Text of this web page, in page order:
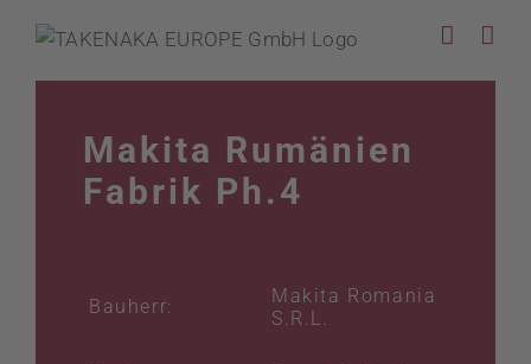
Inhalt
springen
Makita Rumänien
Fabrik Ph.4
Bauherr:
Makita Romania
S.R.L.